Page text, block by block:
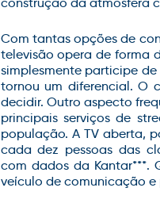
construção da atmosfera
Com tantas opções de
televisão opera de forma
simplesmente participe
tornou um diferencial.O
decidir. Outro aspecto
principais serviços de
população. A TV aberta,
cada dez pessoas das
com dados da Kantar***.
veículo de comunicação e